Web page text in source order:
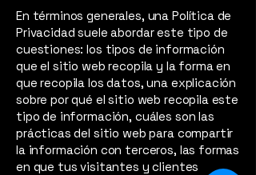
En términos generales, una Política de
Privacidad suele abordar este tipo de
cuestiones: los tipos de información
que el sitio web recopila y la forma en
que recopila los datos, una explicación
sobre por qué el sitio web recopila este
tipo de información, cuáles son las
prácticas del sitio web para compartir
la información con terceros, las formas
en que tus visitantes y clientes